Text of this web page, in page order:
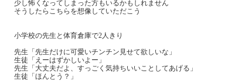
少し怖くなってしまった方もいるかもしれません
そうしたらこちらを想像していただこう
小学校の先生と体育倉庫で2人きり
先生「先生だけに可愛いチンチン見せて欲しいな」
生徒「えーはずかしいよー」
先生「大丈夫だよ、すっごく気持ちいいことしてあげる」
生徒「ほんとう？」